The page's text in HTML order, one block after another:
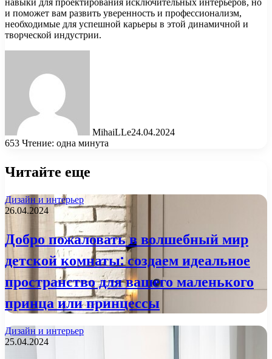
навыки для проектирования исключительных интерьеров, но
и поможет вам развить уверенность и профессионализм,
необходимые для успешной карьеры в этой динамичной и
творческой индустрии.
MihaiLLe24.04.2024
653 Чтение: одна минута
Читайте еще
Дизайн и интерьер
26.04.2024
Добро пожаловать в волшебный мир
детской комнаты: создаем идеальное
пространство для вашего маленького
принца или принцессы
Дизайн и интерьер
25.04.2024